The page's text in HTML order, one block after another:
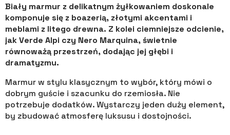
Biały marmur z delikatnym żyłkowaniem doskonale
komponuje się z boazerią, złotymi akcentami i
meblami z litego drewna. Z kolei ciemniejsze odcienie,
jak Verde Alpi czy Nero Marquina, świetnie
równoważą przestrzeń, dodając jej głębi i
dramatyzmu.
Marmur w stylu klasycznym to wybór, który mówi o
dobrym guście i szacunku do rzemiosła. Nie
potrzebuje dodatków. Wystarczy jeden duży element,
by zbudować atmosferę luksusu i dostojności.